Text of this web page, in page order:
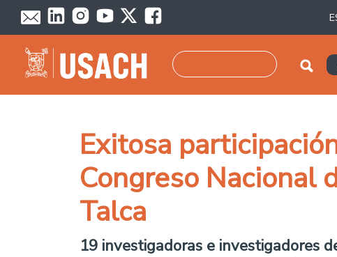
Pasar al contenido principal
Exitosa
Congreso Nacional
Talca
19 investigadoras e investigadores